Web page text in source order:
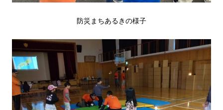
防災まちあるきの様子